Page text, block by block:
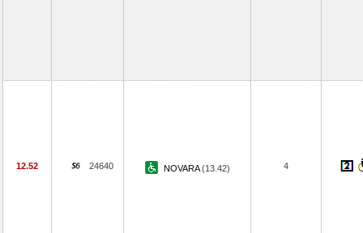
12.52 24640 NOVARA(13.42) 4